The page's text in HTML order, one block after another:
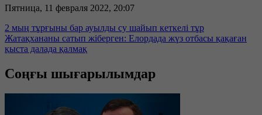
Пятница, 11 февраля 2022, 20:07
2 мың тұрғыны бар ауылды су шайып кеткелі тұр
Жатақхананы сатып жіберген: Елордада жүз отбасы қақаған
қыста далада қалмақ
Соңғы шығарылымдар